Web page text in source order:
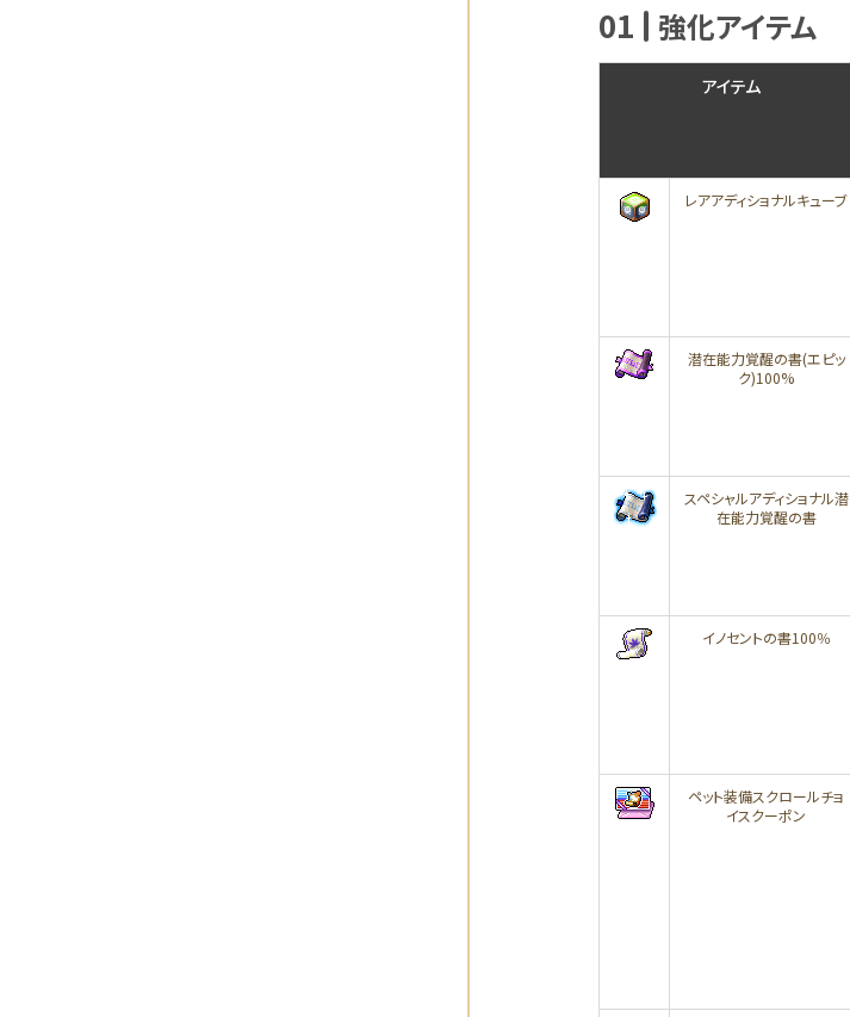
ショップ交
換アイテム
01 強化アイテム
アイテム
レアアディショナルキューブ
潜在能力覚醒の書(エピッ
ク)100%
スペシャルアディショナル潜
在能力覚醒の書
イノセントの書100％
ペット装備スクロールチョ
イスクーポン